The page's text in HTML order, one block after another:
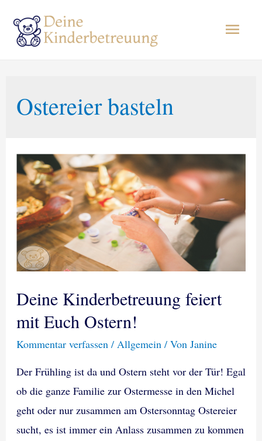
Ostereier basteln
Deine Kinderbetreuung feiert
mit Euch Ostern!
Kommentar verfassen / Allgemein/ Von Janine
Der Frühling ist da und Ostern steht vor der Tür! Egal
ob die ganze Familie zur Ostermesse in den Michel
geht oder nur zusammen am Ostersonntag Ostereier
sucht, es ist immer ein Anlass zusammen zu kommen